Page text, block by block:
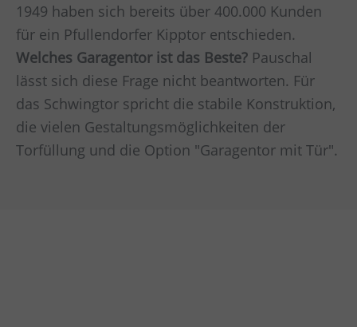
1949 haben sich bereits über 400.000 Kunden
für ein Pfullendorfer Kipptor entschieden.
Welches Garagentor ist das Beste? Pauschal
lässt sich diese Frage nicht beantworten. Für
das Schwingtor spricht die stabile Konstruktion,
die vielen Gestaltungsmöglichkeiten der
Torfüllung und die Option "Garagentor mit Tür".